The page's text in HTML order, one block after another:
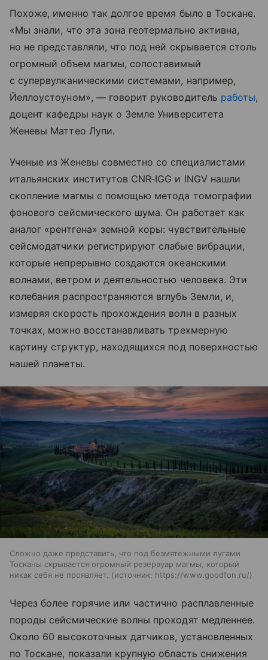
Похоже, именно так долгое время было в Тоскане.
«Мы знали, что эта зона геотермально активна,
но не представляли, что под ней скрывается столь
огромный объем магмы, сопоставимый
с супервулканическими системами, например,
Йеллоустоуном», — говорит руководитель работы,
доцент кафедры наук о Земле Университета
Женевы Маттео Лупи.
Ученые из Женевы совместно со специалистами
итальянских институтов CNR‑IGG и INGV нашли
скопление магмы с помощью метода томографии
фонового сейсмического шума. Он работает как
аналог «рентгена» земной коры: чувствительные
сейсмодатчики регистрируют слабые вибрации,
которые непрерывно создаются океанскими
волнами, ветром и деятельностью человека. Эти
колебания распространяются вглубь Земли, и,
измеряя скорость прохождения волн в разных
точках, можно восстанавливать трехмерную
картину структур, находящихся под поверхностью
нашей планеты.
Сложно даже представить, что под безмятежными лугами
Тосканы скрывается огромный резервуар магмы, который
никак себя не проявляет.
источник: https://www.goodfon.ru/
Через более горячие или частично расплавленные
породы сейсмические волны проходят медленнее.
Около 60 высокоточных датчиков, установленных
по Тоскане, показали крупную область снижения